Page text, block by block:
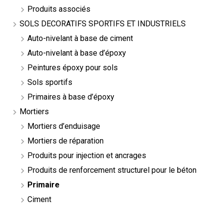
Produits associés
SOLS DECORATIFS SPORTIFS ET INDUSTRIELS
Auto-nivelant à base de ciment
Auto-nivelant à base d’époxy
Peintures époxy pour sols
Sols sportifs
Primaires à base d’époxy
Mortiers
Mortiers d’enduisage
Mortiers de réparation
Produits pour injection et ancrages
Produits de renforcement structurel pour le béton
Primaire
Ciment